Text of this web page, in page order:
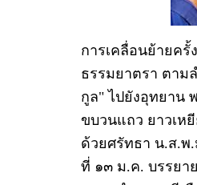
การเคลื่อนย้ายค
ธรรมยาตรา ตาม
กูล" ไปยังอุทยาน
ขบวนแถว ยาวเห
ด้วยศรัทธา น.ส.พ
ที่ ๑๓ ม.ค. บรรยา